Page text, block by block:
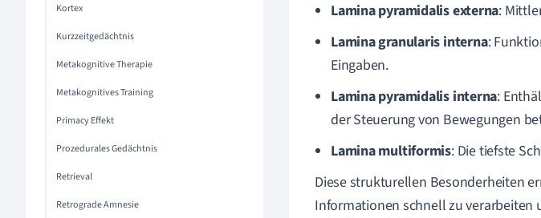
Kortex
Kurzzeitgedächtnis
Metakognitive Therapie
Metakognitives Training
Primacy Effekt
Prozedurales Gedächtnis
Retrieval
Retrograde Amnesie
Lamina pyramidalis externa:
Lamina granularis interna:
Eingaben.
Lamina pyramidalis interna:
der Steuerung von Bewegungen
Lamina multiformis: Die tiefste
Diese strukturellen Besonderheiten
Informationen schnell zu verarbeiten